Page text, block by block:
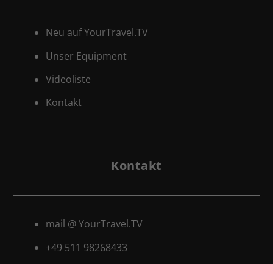
Neu auf YourTravel.TV
Unser Equipment
Videoliste
Kontakt
Kontakt
mail @ YourTravel.TV
+49 511 98268433